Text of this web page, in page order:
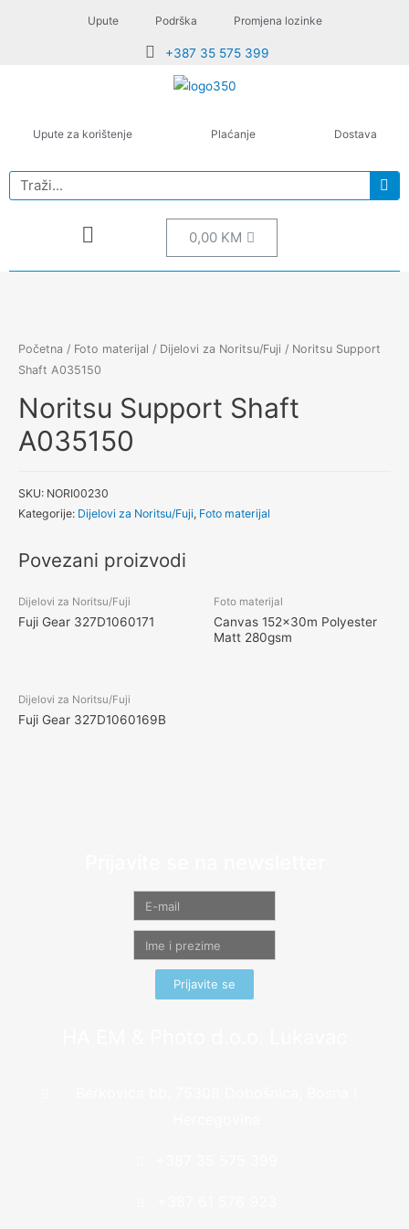
Upute Podrška Promjena lozinke
+387 35 575 399
Upute za korištenje Plaćanje Dostava
0,00 KM
Početna / Foto materijal / Dijelovi za Noritsu/Fuji / Noritsu Support
Shaft A035150
Noritsu Support Shaft
A035150
SKU: NORI00230
Kategorije: Dijelovi za Noritsu/Fuji, Foto materijal
Povezani proizvodi
Dijelovi za Noritsu/Fuji
Fuji Gear 327D1060171
Foto materijal
Canvas 152x30m Polyester
Matt 280gsm
Dijelovi za Noritsu/Fuji
Fuji Gear 327D1060169B
Prijavite se